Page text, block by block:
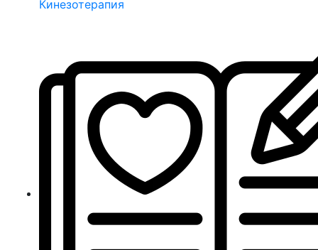
Кинезотерапия